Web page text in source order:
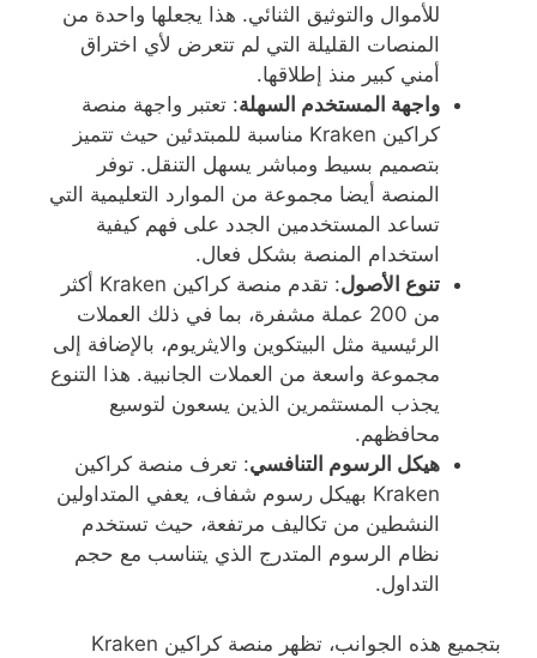
للأموال والتوثيق الثنائي. هذا يجعلها واحدة من
المنصات القليلة التي لم تتعرض لأي اختراق
أمني كبير منذ إطلاقها.
واجهة المستخدم السهلة: تعتبر واجهة منصة
كراكين Kraken مناسبة للمبتدئين حيث تتميز
بتصميم بسيط ومباشر يسهل التنقل. توفر
المنصة أيضا مجموعة من الموارد التعليمية التي
تساعد المستخدمين الجدد على فهم كيفية
استخدام المنصة بشكل فعال.
تنوع الأصول
: تقدم منصة كراكين Kraken أكثر
من 200 عملة مشفرة، بما في ذلك العملات
الرئيسية مثل البيتكوين والايثريوم، بالإضافة إلى
مجموعة واسعة من العملات الجانبية. هذا التنوع
يجذب المستثمرين الذين يسعون لتوسيع
محافظهم.
هيكل الرسوم التنافسي: تعرف منصة كراكين
Kraken بهيكل رسوم شفاف، يعفي المتداولين
النشطين من تكاليف مرتفعة، حيث تستخدم
نظام الرسوم المتدرج الذي يتناسب مع حجم
التداول.
بتجميع هذه الجوانب، تظهر منصة كراكين Kraken